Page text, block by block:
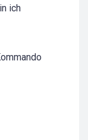
ich